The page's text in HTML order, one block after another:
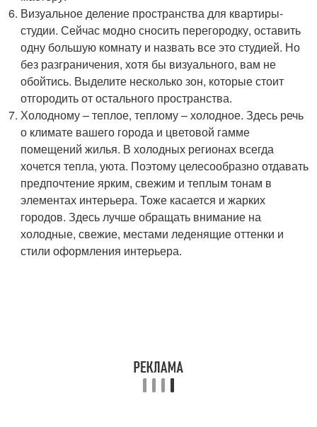
Визуальное деление пространства для квартиры-
студии. Сейчас модно сносить перегородку, оставить
одну большую комнату и назвать все это студией. Но
без разграничения, хотя бы визуального, вам не
обойтись. Выделите несколько зон, которые стоит
отгородить от остального пространства.
Холодному – теплое, теплому – холодное. Здесь речь
о климате вашего города и цветовой гамме
помещений жилья. В холодных регионах всегда
хочется тепла, уюта. Поэтому целесообразно отдавать
предпочтение ярким, свежим и теплым тонам в
элементах интерьера. Тоже касается и жарких
городов. Здесь лучше обращать внимание на
холодные, свежие, местами леденящие оттенки и
стили оформления интерьера.